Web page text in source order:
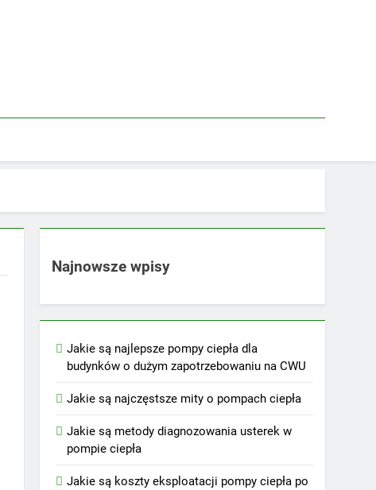
Najnowsze wpisy
Jakie są najlepsze pompy ciepła dla
budynków o dużym zapotrzebowaniu na CWU
Jakie są najczęstsze mity o pompach ciepła
Jakie są metody diagnozowania usterek w
pompie ciepła
Jakie są koszty eksploatacji pompy ciepła po